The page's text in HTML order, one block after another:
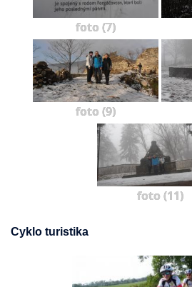
foto (7)
foto (9)
foto (11)
Cyklo turistika